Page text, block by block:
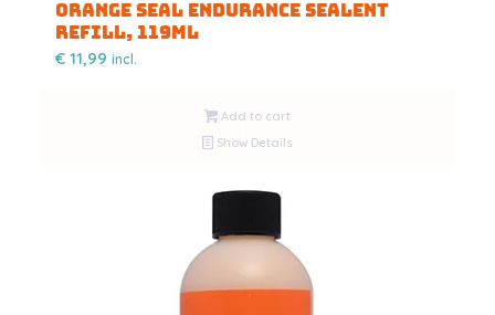
Orange Seal Endurance Sealent
refill, 119ml
€11,99 incl.
Add to cart
Show Details